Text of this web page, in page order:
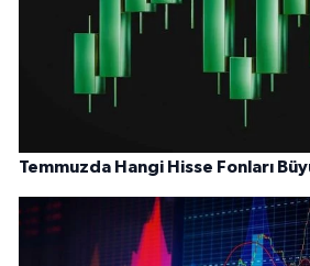
Temmuzda Hangi Hisse Fonları